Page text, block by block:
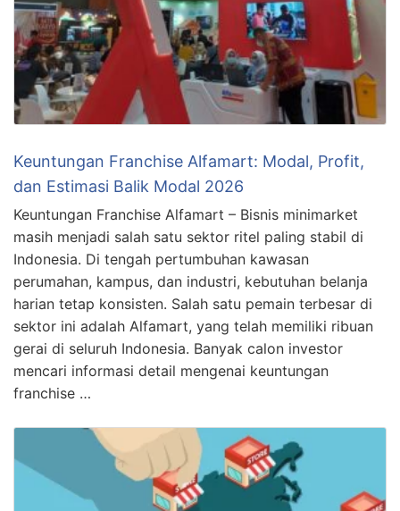
Keuntungan Franchise Alfamart: Modal, Profit,
dan Estimasi Balik Modal 2026
Keuntungan Franchise Alfamart – Bisnis minimarket
masih menjadi salah satu sektor ritel paling stabil di
Indonesia. Di tengah pertumbuhan kawasan
perumahan, kampus, dan industri, kebutuhan belanja
harian tetap konsisten. Salah satu pemain terbesar di
sektor ini adalah Alfamart, yang telah memiliki ribuan
gerai di seluruh Indonesia. Banyak calon investor
mencari informasi detail mengenai keuntungan
franchise …